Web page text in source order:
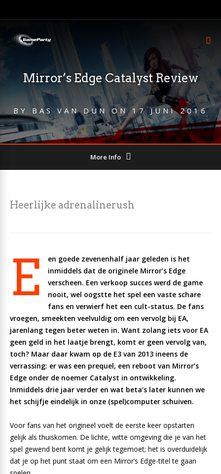
Mirror’s Edge Catalyst Review
BY BAS VAN DUN ON17 JUNI 2016
More Info
Heerlijke adrenalinerush
E
en goede zevenenhalf jaar geleden is het
inmiddels dat de originele Mirror’s Edge
verscheen. Een verkoop succes werd de game
nooit, wel oogstte het spel een vaste schare
fans en verwierf het een cult-status. De fans
vroegen, smeekten veelvuldig om een vervolg bij EA,
jarenlang tegen beter weten in. Want zolang iets voor EA
geen geld in het laatje brengt, komt er geen vervolg van,
toch? Maar daar kwam op de E3 van 2013 ineens de
verrassing: er was een prequel, een reboot van Mirror’s
Edge onder de noemer Catalyst in ontwikkeling.
Inmiddels drie jaar verder en wat beta’s later kunnen we
het schijfje eindelijk in onze (spel)computer schuiven.
Voor fans van het origineel voelt de eerste keer opstarten
gelijk als thuiskomen. De lichte, witte omgeving die je van het
spel gewend bent komt je gelijk tegemoet; het is overduidelijk
dat je op het punt staat om een Mirror’s Edge-titel te gaan